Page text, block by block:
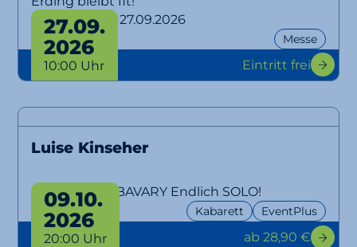
von 26.09. bis 27.09.2026
Messe
27.09.
2026
10:00 Uhr Eintritt frei
Luise Kinseher
MARY FROM BAVARY Endlich SOLO!
Kabarett EventPlus
09.10.
2026
20:00 Uhr ab 28,90 €